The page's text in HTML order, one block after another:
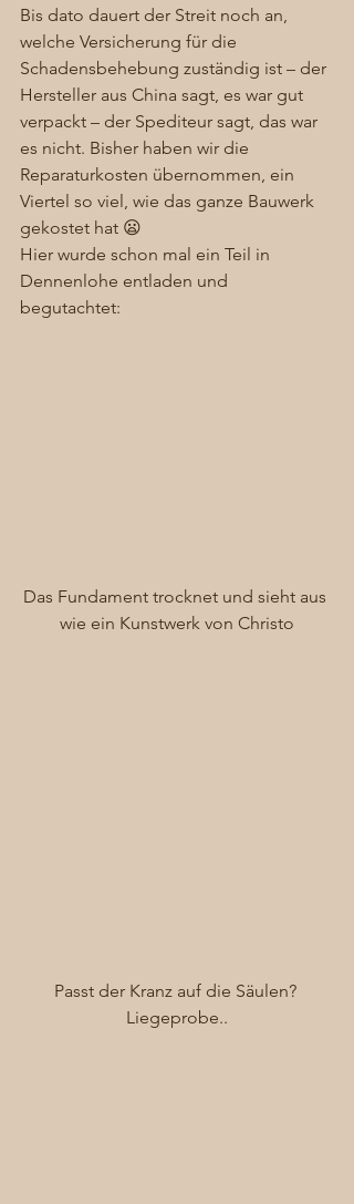
Bis dato dauert der Streit noch an,
welche Versicherung für die
Schadensbehebung zuständig ist – der
Hersteller aus China sagt, es war gut
verpackt – der Spediteur sagt, das war
es nicht. Bisher haben wir die
Reparaturkosten übernommen, ein
Viertel so viel, wie das ganze Bauwerk
gekostet hat 😦
Hier wurde schon mal ein Teil in
Dennenlohe entladen und
begutachtet:
Das Fundament trocknet und sieht aus
wie ein Kunstwerk von Christo
Passt der Kranz auf die Säulen?
Liegeprobe..